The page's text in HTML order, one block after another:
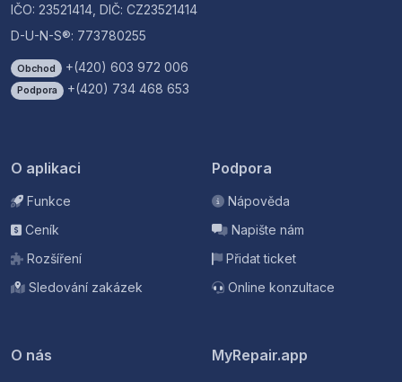
IČO: 23521414, DIČ: CZ23521414
D-U-N-S®: 773780255
Obchod +(420) 603 972 006
Podpora +(420) 734 468 653
O aplikaci
Funkce
Ceník
Rozšíření
Sledování zakázek
Podpora
Nápověda
Napište nám
Přidat ticket
Online konzultace
O nás MyRepair.app